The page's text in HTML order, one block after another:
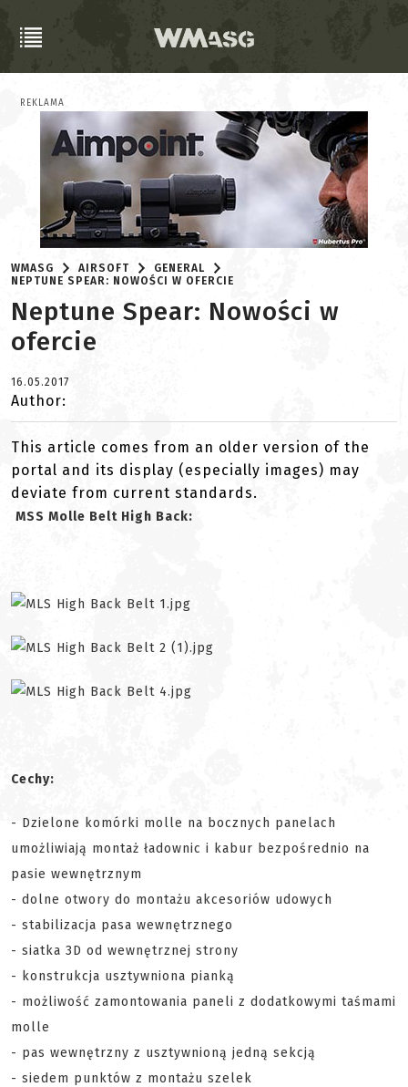
REKLAMA
WMASG AIRSOFT
GENERAL
NEPTUNE SPEAR: NOWOŚCI W OFERCIE
Neptune Spear: Nowości w
ofercie
16.05.2017
Author:
This article comes from an older version of the
portal and its display (especially images) may
deviate from current standards.
MSS Molle Belt High Back:
Cechy:
- Dzielone komórki molle na bocznych panelach
umożliwiają montaż ładownic i kabur bezpośrednio na
pasie wewnętrznym
- dolne otwory do montażu akcesoriów udowych
- stabilizacja pasa wewnętrznego
- siatka 3D od wewnętrznej strony
- konstrukcja usztywniona pianką
- możliwość zamontowania paneli z dodatkowymi taśmami
molle
- pas wewnętrzny z usztywnioną jedną sekcją
- siedem punktów z montażu szelek